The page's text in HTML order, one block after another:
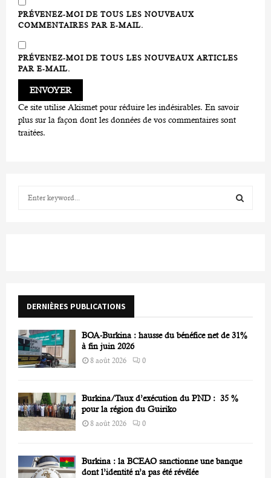
PRÉVENEZ-MOI DE TOUS LES NOUVEAUX
COMMENTAIRES PAR E-MAIL.
PRÉVENEZ-MOI DE TOUS LES NOUVEAUX ARTICLES
PAR E-MAIL.
Ce site utilise Akismet pour réduire les indésirables. En savoir
plus sur la façon dont les données de vos commentaires sont
traitées.
r
DERNIÈRES PUBLICATIONS
BOA-Burkina : hausse du bénéfice net de 31%
à fin juin 2026
8 août 2026 0
Burkina/Taux d’exécution du PND : 35 %
pour la région du Guiriko
8 août 2026 0
Burkina : la BCEAO sanctionne une banque
dont l’identité n’a pas été révélée